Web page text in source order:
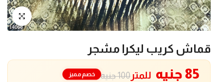
انقر للتكبير
قماش كريب ليكرا مشجر
100 جنيه 85 جنيه للمتر خصم مميز